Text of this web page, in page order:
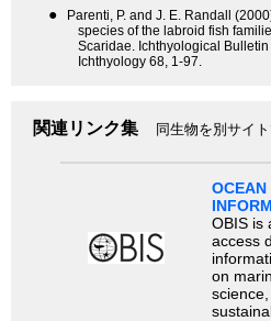
●
Parenti, P. and J. E. Randall
species of the labroid fish
Scaridae. Ichthyological
Ichthyology 68, 1-97.
関連リンク集 同生物を別サイ
OCEAN
OBIS is
access
on